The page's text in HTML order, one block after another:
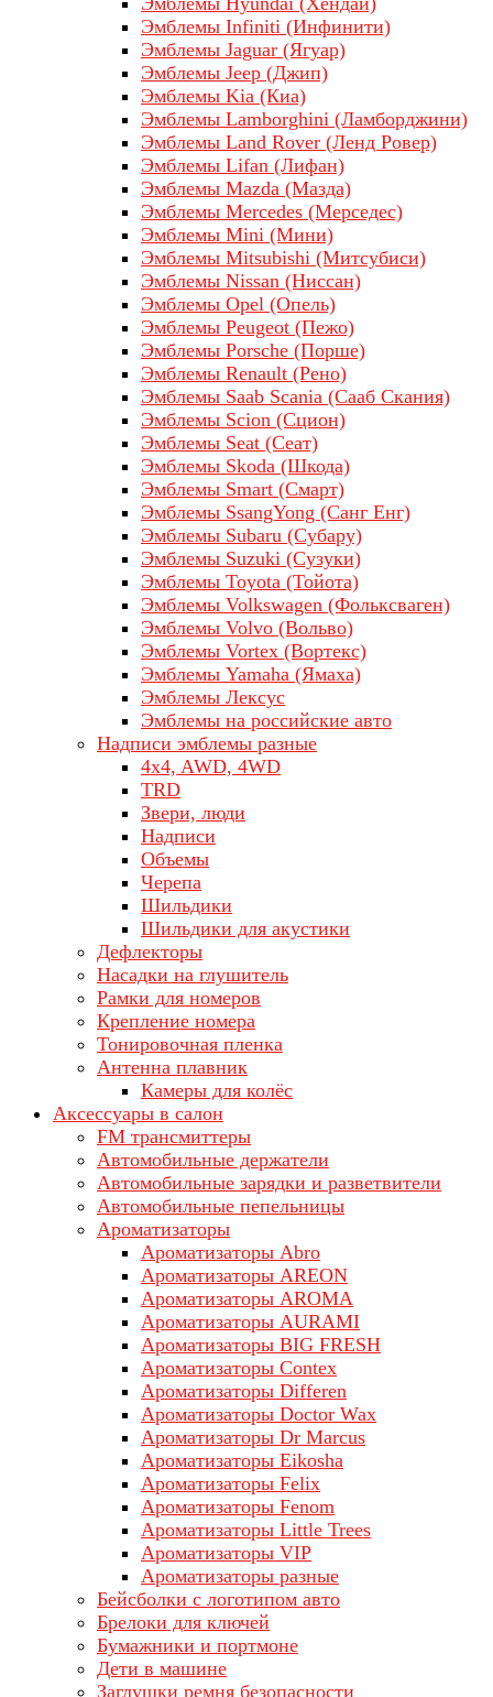
Эмблемы Infiniti (Инфинити)
Эмблемы Jaguar (Ягуар)
Эмблемы Jeep (Джип)
Эмблемы Kia (Киа)
Эмблемы Lamborghini (Ламборджини)
Эмблемы Land Rover (Ленд Ровер)
Эмблемы Lifan (Лифан)
Эмблемы Mazda (Мазда)
Эмблемы Mercedes (Мерседес)
Эмблемы Mini (Мини)
Эмблемы Mitsubishi (Митсубиси)
Эмблемы Nissan (Ниссан)
Эмблемы Opel (Опель)
Эмблемы Peugeot (Пежо)
Эмблемы Porsche (Порше)
Эмблемы Renault (Рено)
Эмблемы Saab Scania (Сааб Скания)
Эмблемы Scion (Сцион)
Эмблемы Seat (Сеат)
Эмблемы Skoda (Шкода)
Эмблемы Smart (Смарт)
Эмблемы SsangYong (Санг Енг)
Эмблемы Subaru (Субару)
Эмблемы Suzuki (Сузуки)
Эмблемы Toyota (Тойота)
Эмблемы Volkswagen (Фольксваген)
Эмблемы Volvo (Вольво)
Эмблемы Vortex (Вортекс)
Эмблемы Yamaha (Ямаха)
Эмблемы Лексус
Эмблемы на российские авто
Надписи эмблемы разные
4x4, AWD, 4WD
TRD
Звери, люди
Надписи
Объемы
Черепа
Шильдики
Шильдики для акустики
Дефлекторы
Насадки на глушитель
Рамки для номеров
Крепление номера
Тонировочная пленка
Антенна плавник
Камеры для колёс
Аксессуары в салон
FM трансмиттеры
Автомобильные держатели
Автомобильные зарядки и разветвители
Автомобильные пепельницы
Ароматизаторы
Ароматизаторы Abro
Ароматизаторы AREON
Ароматизаторы AROMA
Ароматизаторы AURAMI
Ароматизаторы BIG FRESH
Ароматизаторы Contex
Ароматизаторы Differen
Ароматизаторы Doctor Wax
Ароматизаторы Dr Marcus
Ароматизаторы Eikosha
Ароматизаторы Felix
Ароматизаторы Fenom
Ароматизаторы Little Trees
Ароматизаторы VIP
Ароматизаторы разные
Бейсболки с логотипом авто
Брелоки для ключей
Бумажники и портмоне
Дети в машине
Заглушки ремня безопасности